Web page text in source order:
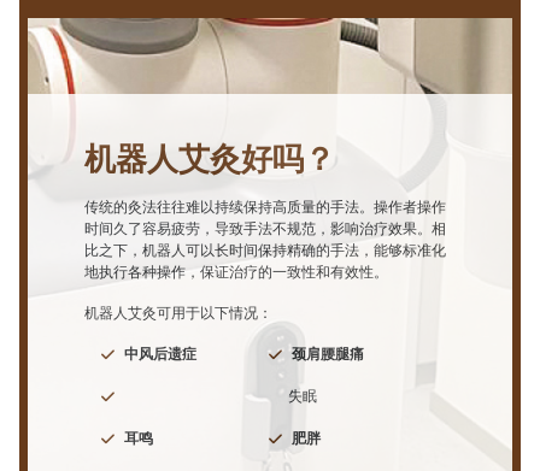
机器人艾灸好吗？
‌传统的灸法往往难以持续保持高质量的手法。操作者操作
时间久了容易疲劳，导致手法不规范，影响治疗效果。相
比之下，机器人可以长时间保持精确的手法，能够标准化
地执行各种操作，保证治疗的一致性和有效性。
机器人艾灸可用于以下情况：
中风后遗症 颈肩腰腿痛
失眠
耳鸣 肥胖